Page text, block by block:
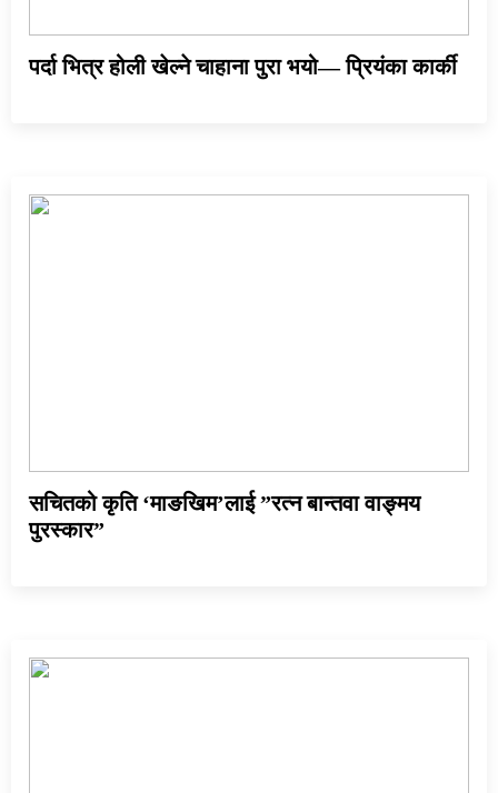
पर्दा भित्र होली खेल्ने चाहाना पुरा भयो— प्रियंका कार्की
सचितको कृति ‘माङखिम’लाई ”रत्न बान्तवा वाङ्मय
पुरस्कार”